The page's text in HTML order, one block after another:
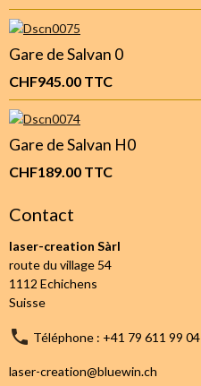
Gare de Salvan 0
CHF945.00 TTC
Gare de Salvan H0
CHF189.00 TTC
Contact
laser-creation Sàrl
route du village 54
1112 Echichens
Suisse
Téléphone : +41 79 611 99 04
laser-creation@bluewin.ch